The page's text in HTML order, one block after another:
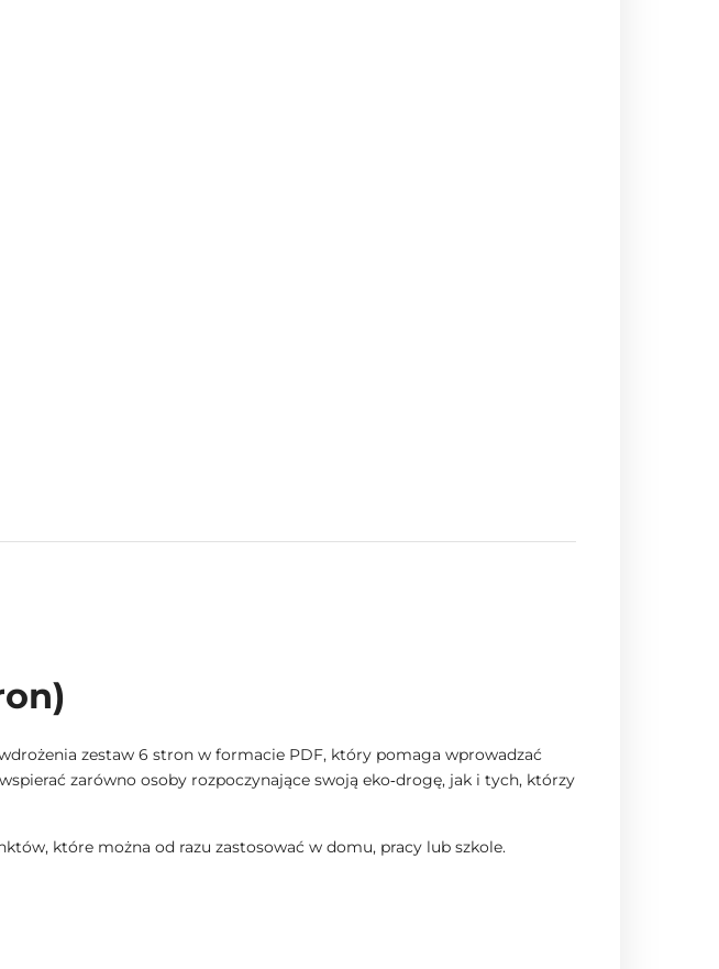
zestaw 6 stron w formacie PDF, który pomaga wprowadzać
zarówno osoby rozpoczynające swoją eko‑drogę, jak i tych, którzy
które można od razu zastosować w domu, pracy lub szkole.